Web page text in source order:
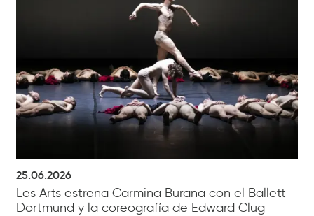
25.06.2026
Les Arts estrena Carmina Burana con el Ballett
Dortmund y la coreografía de Edward Clug